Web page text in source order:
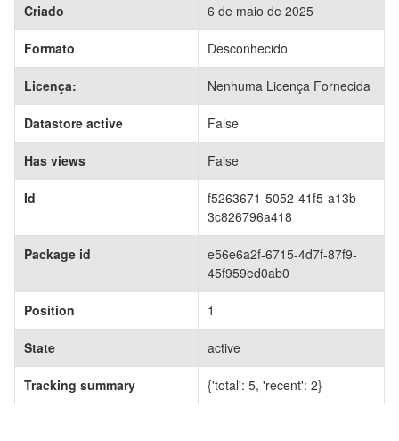
Criado 6 de maio de 2025
Formato Desconhecido
Licença: Nenhuma Licença Fornecida
Datastore active False
Has views False
Id
f5263671-5052-41f5-a13b-
3c826796a418
Package id
e56e6a2f-6715-4d7f-87f9-
45f959ed0ab0
Position 1
State active
Tracking summary {'total': 5, 'recent': 2}